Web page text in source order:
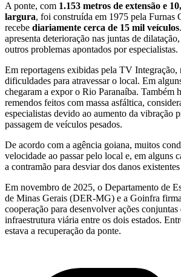
A ponte, com 1.153 metros de extensão e
largura, foi construída em 1975 pela Furnas
recebe diariamente cerca de 15 mil veículos
apresenta deterioração nas juntas de
outros problemas apontados por especialistas.
Em reportagens exibidas pela TV Integração,
dificuldades para atravessar o local. Em
chegaram a expor o Rio Paranaíba. Também
remendos feitos com massa asfáltica,
especialistas devido ao aumento da vibração
passagem de veículos pesados.
De acordo com a agência goiana, muitos
velocidade ao passar pelo local e, em alguns
a contramão para desviar dos danos
Em novembro de 2025, o Departamento de
de Minas Gerais (DER-MG) e a Goinfra
cooperação para desenvolver ações
infraestrutura viária entre os dois estados.
estava a recuperação da ponte.